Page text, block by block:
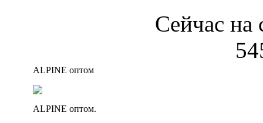
Сейчас на
ALPINE оптом
ALPINE оптом.